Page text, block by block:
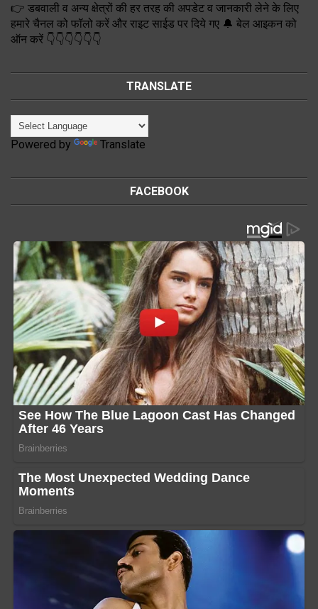
👉 डबवाली व अन्य क्षेत्रों की हर तरह की अपडेट व जानकारी लेने के लिए
हमारे चैनल को फॉलो करें और राइट साईड पर दिये गए 🔔 बेल आइकन को
ऑन करें 👇👇👇👇👇👇
TRANSLATE
Powered by Translate
FACEBOOK